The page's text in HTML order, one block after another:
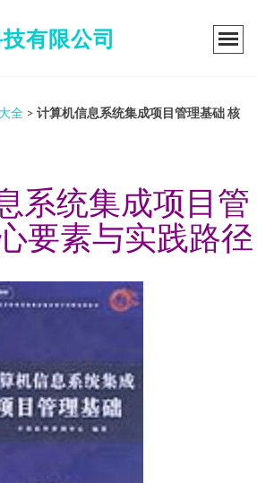
有限公司
全 > 计算机信息系统集成项目管理基础 核
系统集成项目管
要素与实践路径